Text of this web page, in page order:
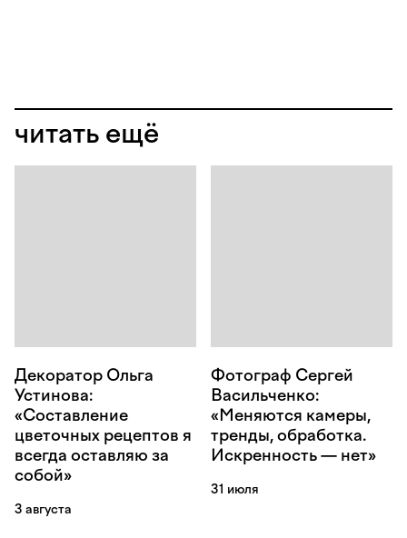
читать ещё
Декоратор Ольга
Устинова:
«Составление
цветочных рецептов я
всегда оставляю за
собой»
3 августа
Фотограф Сергей
Васильченко:
«Меняются камеры,
тренды, обработка.
Искренность — нет»
31 июля